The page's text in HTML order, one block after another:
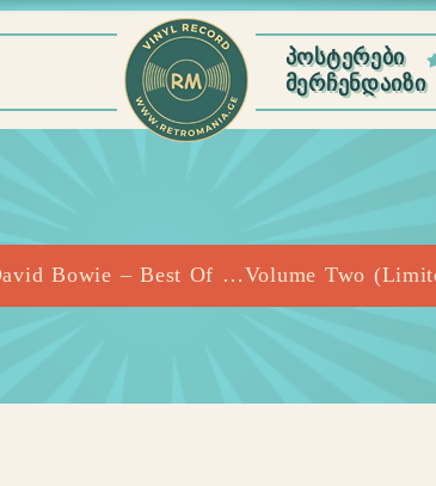
ᲞᲝᲡᲢᲔᲠᲔᲑᲘ
ᲛᲔᲠᲩᲔᲜᲓᲐᲘᲖᲘ
Bowie – Best Of …Volume Two